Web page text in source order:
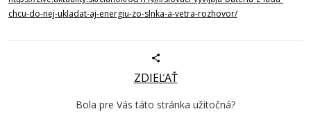
chcu-do-nej-ukladat-aj-energiu-zo-slnka-a-vetra-rozhovor/
ZDIEĽAŤ
Bola pre Vás táto stránka užitočná?